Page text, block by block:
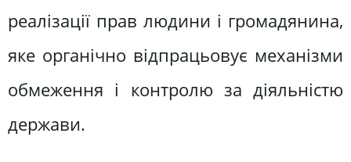
реалізації прав людини і громадянина,
яке органічно відпрацьовує механізми
обмеження і контролю за діяльністю
держави.